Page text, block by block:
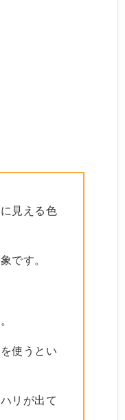
見える色
です。
使うとい
リが出て